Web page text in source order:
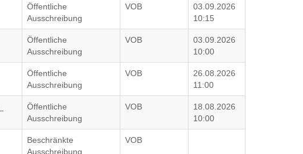
Öffentliche
Ausschreibung
VOB
03.09.2026
10:15
Öffentliche
Ausschreibung
VOB
03.09.2026
10:00
Öffentliche
Ausschreibung
VOB
26.08.2026
11:00
Öffentliche
Ausschreibung
VOB
18.08.2026
10:00
Beschränkte
Ausschreibung
VOB